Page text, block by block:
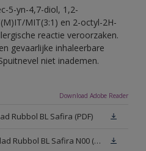
5-yn-4,7-diol, 1,2-
MIT(3:1) en 2-octyl-2H-
reactie veroorzaken.
gevaarlijke inhaleerbare
niet inademen.
Download Adobe Reader
Rubbol BL Safira (PDF)
Veiligheidsinformatieblad Rubbol BL Safira N00 (MSDS)